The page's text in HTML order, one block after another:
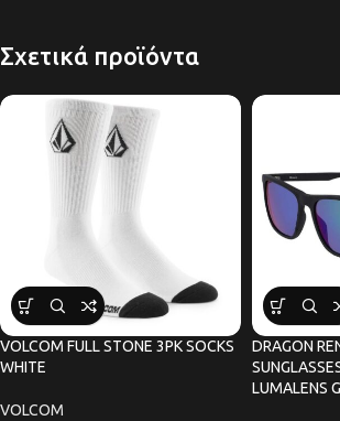
Σχετικά προϊόντα
VOLCOM FULL STONE 3PK SOCKS
WHITE
VOLCOM
DRAGON
LUMALENS